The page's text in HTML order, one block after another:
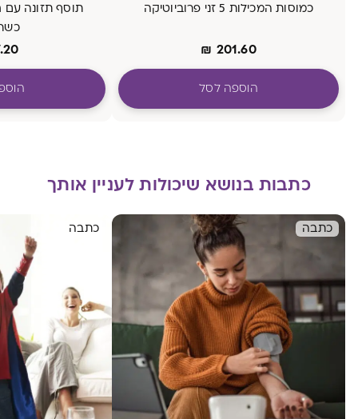
כמוסות המכילות 5 זני פרוביוטיקה
₪ 201.60
הוספה לסל
תוסף תזונה עם
כתבות בנושא שיכולות לעניין אותך
כתבה כתבה